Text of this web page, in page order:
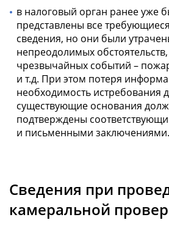
в налоговый орган ранее уже
представлены все
сведения, но они были
непреодолимых
чрезвычайных событий –
и т.д. При этом потеря
необходимость истребования
существующие основания
подтверждены
и письменными заключениями.
Сведения при
камеральной